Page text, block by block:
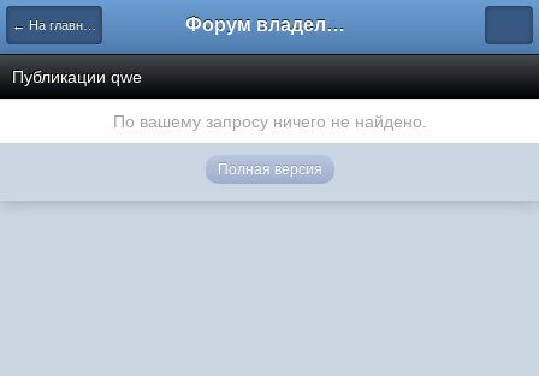
← На главную Форум владельцев интернет-магазинов
Публикации qwe
По вашему запросу ничего не найдено.
Полная версия